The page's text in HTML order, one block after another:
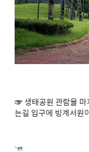
☞ 생태공원 관람을 마
는길 입구에 빙계서원